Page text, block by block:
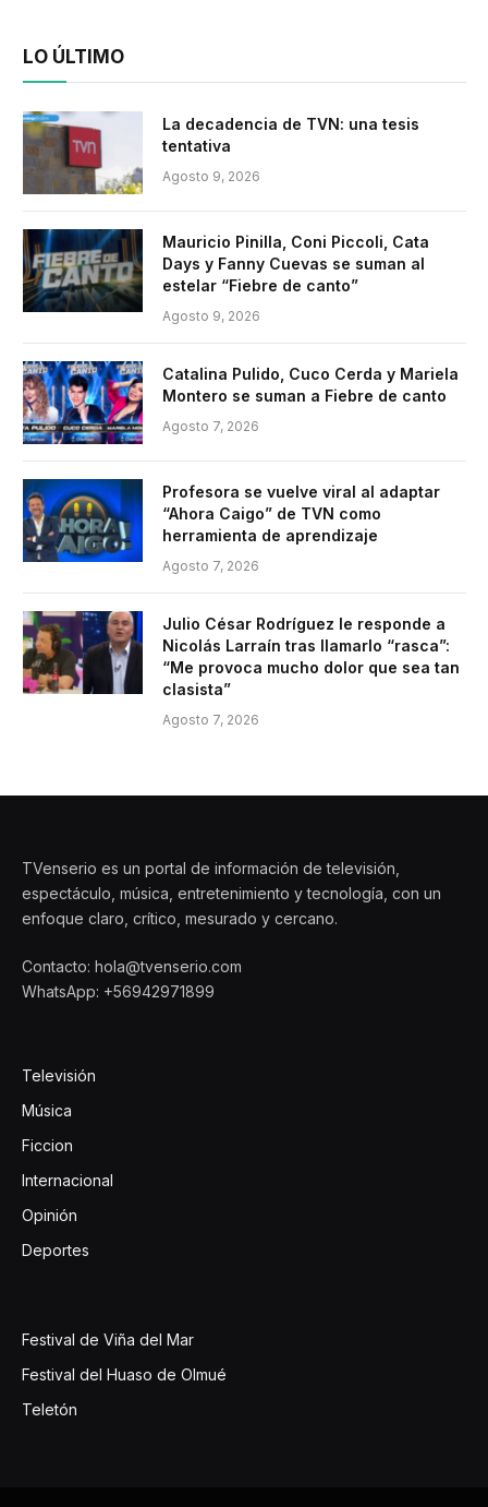
LO ÚLTIMO
La decadencia de TVN: una tesis
tentativa
Agosto 9, 2026
Mauricio Pinilla, Coni Piccoli, Cata
Days y Fanny Cuevas se suman al
estelar “Fiebre de canto”
Agosto 9, 2026
Catalina Pulido, Cuco Cerda y Mariela
Montero se suman a Fiebre de canto
Agosto 7, 2026
Profesora se vuelve viral al adaptar
“Ahora Caigo” de TVN como
herramienta de aprendizaje
Agosto 7, 2026
Julio César Rodríguez le responde a
Nicolás Larraín tras llamarlo “rasca”:
“Me provoca mucho dolor que sea tan
clasista”
Agosto 7, 2026
TVenserio es un portal de información de televisión,
espectáculo, música, entretenimiento y tecnología, con un
enfoque claro, crítico, mesurado y cercano.
Contacto: hola@tvenserio.com
WhatsApp: +56942971899
Televisión
Música
Ficcion
Internacional
Opinión
Deportes
Festival de Viña del Mar
Festival del Huaso de Olmué
Teletón